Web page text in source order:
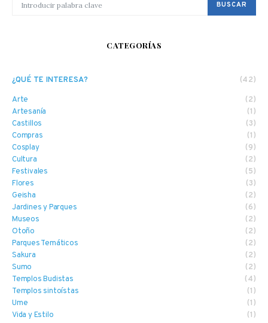
BUSCAR
CATEGORÍAS
¿QUÉ TE INTERESA? (42)
Arte
(2)
Artesanía
(1)
Castillos
(3)
Compras
(1)
Cosplay
(9)
Cultura
(2)
Festivales
(5)
Flores
(3)
Geisha
(2)
Jardines y Parques
(6)
Museos
(2)
Otoño
(2)
Parques Temáticos
(2)
Sakura
(2)
Sumo
(2)
Templos Budistas
(4)
Templos sintoístas
(1)
Ume
(1)
Vida y Estilo
(1)